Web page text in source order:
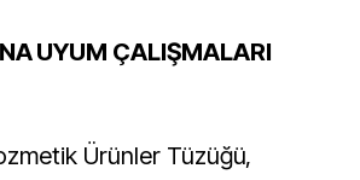
UYUM ÇALIŞMALARI
Ürünler Tüzüğü,